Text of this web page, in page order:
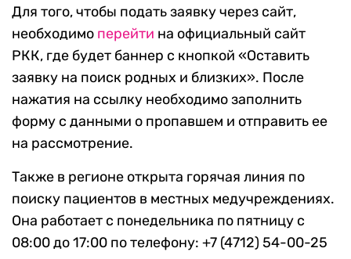
Для того, чтобы подать заявку через сайт,
необходимо перейти на официальный сайт
РКК, где будет баннер с кнопкой «Оставить
заявку на поиск родных и близких». После
нажатия на ссылку необходимо заполнить
форму с данными о пропавшем и отправить ее
на рассмотрение.
Также в регионе открыта горячая линия по
поиску пациентов в местных медучреждениях.
Она работает с понедельника по пятницу с
08:00 до 17:00 по телефону: +7 (4712) 54-00-25